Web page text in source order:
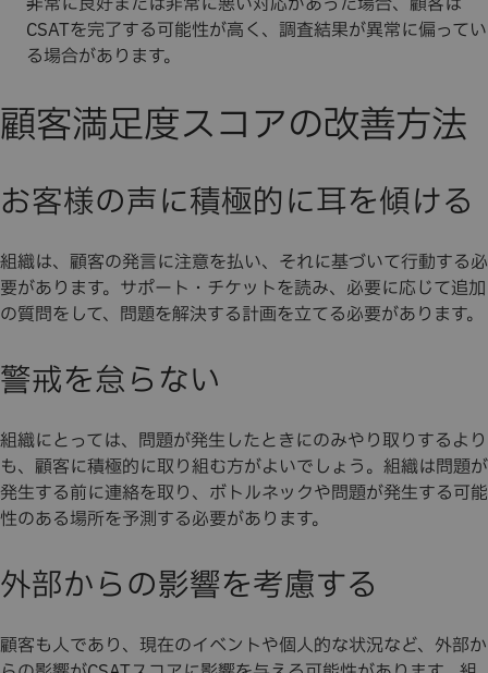
CSATを完了する可能性が高く、調査結果が異常に偏ってい
る場合があります。
顧客満足度スコアの改善方法
お客様の声に積極的に耳を傾ける
組織は、顧客の発言に注意を払い、それに基づいて行動する必
要があります。サポート・チケットを読み、必要に応じて追加
の質問をして、問題を解決する計画を立てる必要があります。
警戒を怠らない
組織にとっては、問題が発生したときにのみやり取りするより
も、顧客に積極的に取り組む方がよいでしょう。組織は問題が
発生する前に連絡を取り、ボトルネックや問題が発生する可能
性のある場所を予測する必要があります。
外部からの影響を考慮する
顧客も人であり、現在のイベントや個人的な状況など、外部か